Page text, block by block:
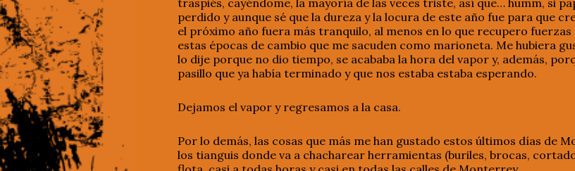
traspiés, cayéndome, la mayoría de las veces triste, así que… humm, si
perdido y aunque sé que la dureza y la locura de este año fue para que
el próximo año fuera más tranquilo, al menos en lo que recupero fuerzas
estas épocas de cambio que me sacuden como marioneta. Me hubiera
lo dije porque no dio tiempo, se acababa la hora del vapor y, además,
pasillo que ya había terminado y que nos estaba estaba esperando.
Dejamos el vapor y regresamos a la casa.
Por lo demás, las cosas que más me han gustado estos últimos días de
los tianguis donde va a chacharear herramientas (buriles, brocas,